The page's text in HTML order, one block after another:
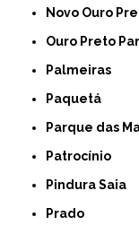
Novo Ouro
Ouro Preto
Palmeiras
Paquetá
Parque das
Patrocínio
Pindura Saia
Prado